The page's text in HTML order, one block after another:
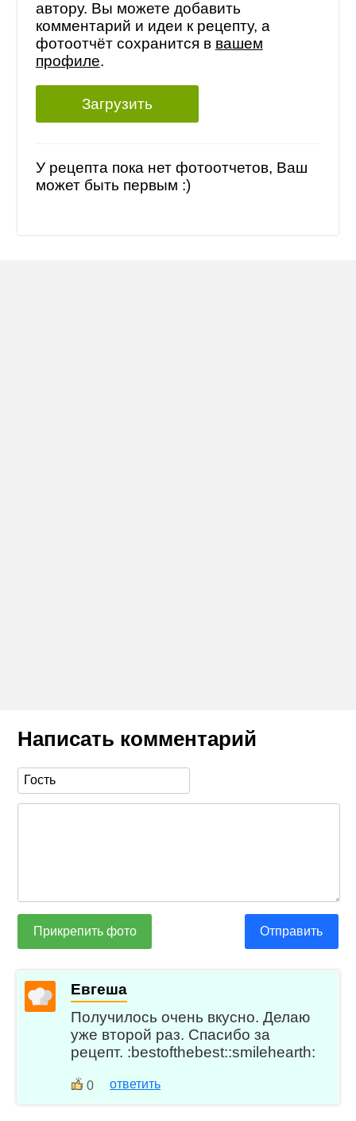
автору. Вы можете добавить
комментарий и идеи к рецепту, а
фотоотчёт сохранится в вашем
профиле.
Загрузить
У рецепта пока нет фотоотчетов, Ваш
может быть первым :)
Написать комментарий
Прикрепить фото Отправить
Евгеша
Получилось очень вкусно. Делаю
уже второй раз. Спасибо за
рецепт. :bestofthebest::smilehearth:
0 ответить